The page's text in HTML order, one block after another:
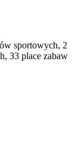
sportowych, 2
33 place zabaw